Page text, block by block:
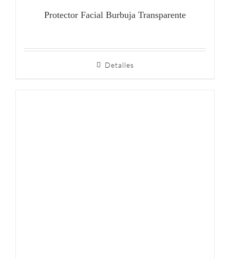
Protector Facial Burbuja Transparente
Detalles